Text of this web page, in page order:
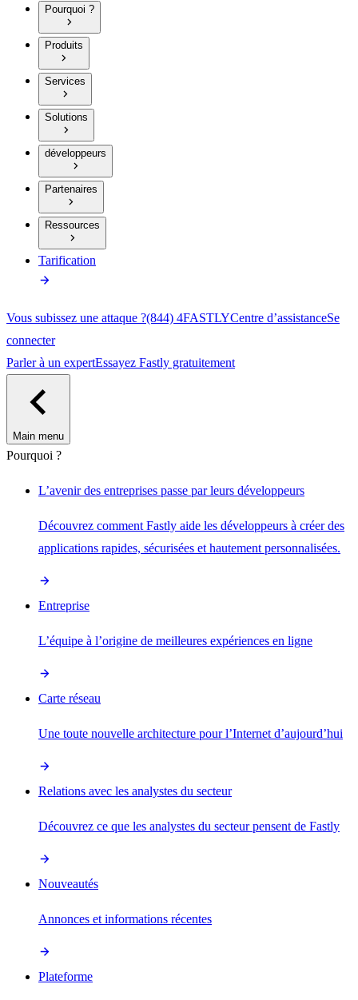
Pourquoi ?
Produits
Services
Solutions
développeurs
Partenaires
Ressources
Tarification
Vous subissez une attaque ?(844) 4FASTLYCentre d’assistanceSe
connecter
Parler à un expertEssayez Fastly gratuitement
Main menu
Pourquoi ?
L’avenir des entreprises passe par leurs développeurs
Découvrez comment Fastly aide les développeurs à créer des
applications rapides, sécurisées et hautement personnalisées.
Entreprise
L’équipe à l’origine de meilleures expériences en ligne
Carte réseau
Une toute nouvelle architecture pour l’Internet d’aujourd’hui
Relations avec les analystes du secteur
Découvrez ce que les analystes du secteur pensent de Fastly
Nouveautés
Annonces et informations récentes
Plateforme